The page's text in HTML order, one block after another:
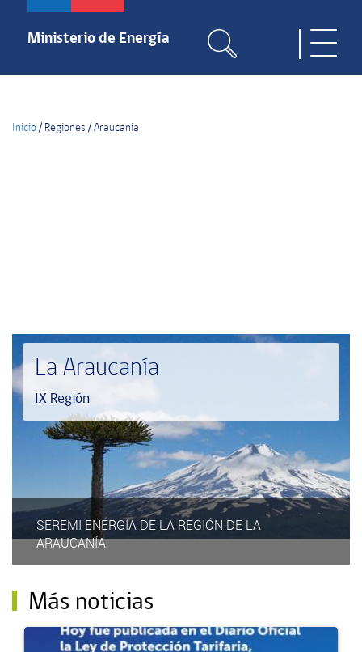
Pasar
contenido
Ministerio de Energía
Inicio/ Regiones /Araucania
La Araucanía
IX Región
SEREMI ENERGÍA DE LA REGIÓN DE LA
ARAUCANÍA
Más noticias